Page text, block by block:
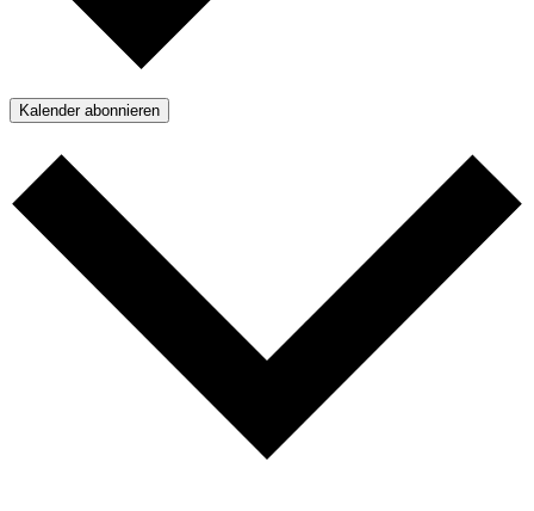
Kalender abonnieren